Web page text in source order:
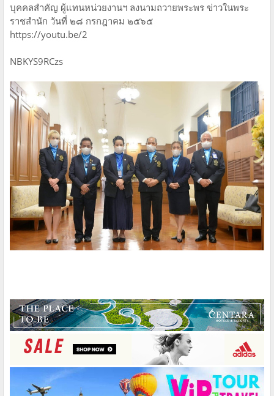
บุคคลสำคัญ ผู้แทนหน่วยงานฯ ลงนามถวายพระพร ข่าวในพระ
ราชสำนัก วันที่ ๒๘ กรกฎาคม ๒๕๖๕
https://youtu.be/2
NBKYS9RCzs